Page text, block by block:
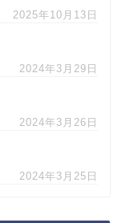
2025年10月13日
2024年3月29日
2024年3月26日
2024年3月25日